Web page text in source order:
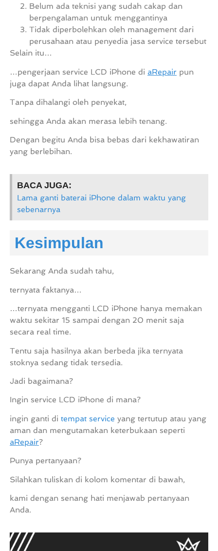
Belum ada teknisi yang sudah cakap dan
berpengalaman untuk menggantinya
Tidak diperbolehkan oleh management dari
perusahaan atau penyedia jasa service tersebut
Selain itu…
…pengerjaan service LCD iPhone di aRepair pun
juga dapat Anda lihat langsung.
Tanpa dihalangi oleh penyekat,
sehingga Anda akan merasa lebih tenang.
Dengan begitu Anda bisa bebas dari kekhawatiran
yang berlebihan.
BACA JUGA:
Lama ganti baterai iPhone dalam waktu yang
sebenarnya
Kesimpulan
Sekarang Anda sudah tahu,
ternyata faktanya…
…ternyata mengganti LCD iPhone hanya memakan
waktu sekitar 15 sampai dengan 20 menit saja
secara real time.
Tentu saja hasilnya akan berbeda jika ternyata
stoknya sedang tidak tersedia.
Jadi bagaimana?
Ingin service LCD iPhone di mana?
ingin ganti di tempat service yang tertutup atau yang
aman dan mengutamakan keterbukaan seperti
aRepair?
Punya pertanyaan?
Silahkan tuliskan di kolom komentar di bawah,
kami dengan senang hati menjawab pertanyaan
Anda.